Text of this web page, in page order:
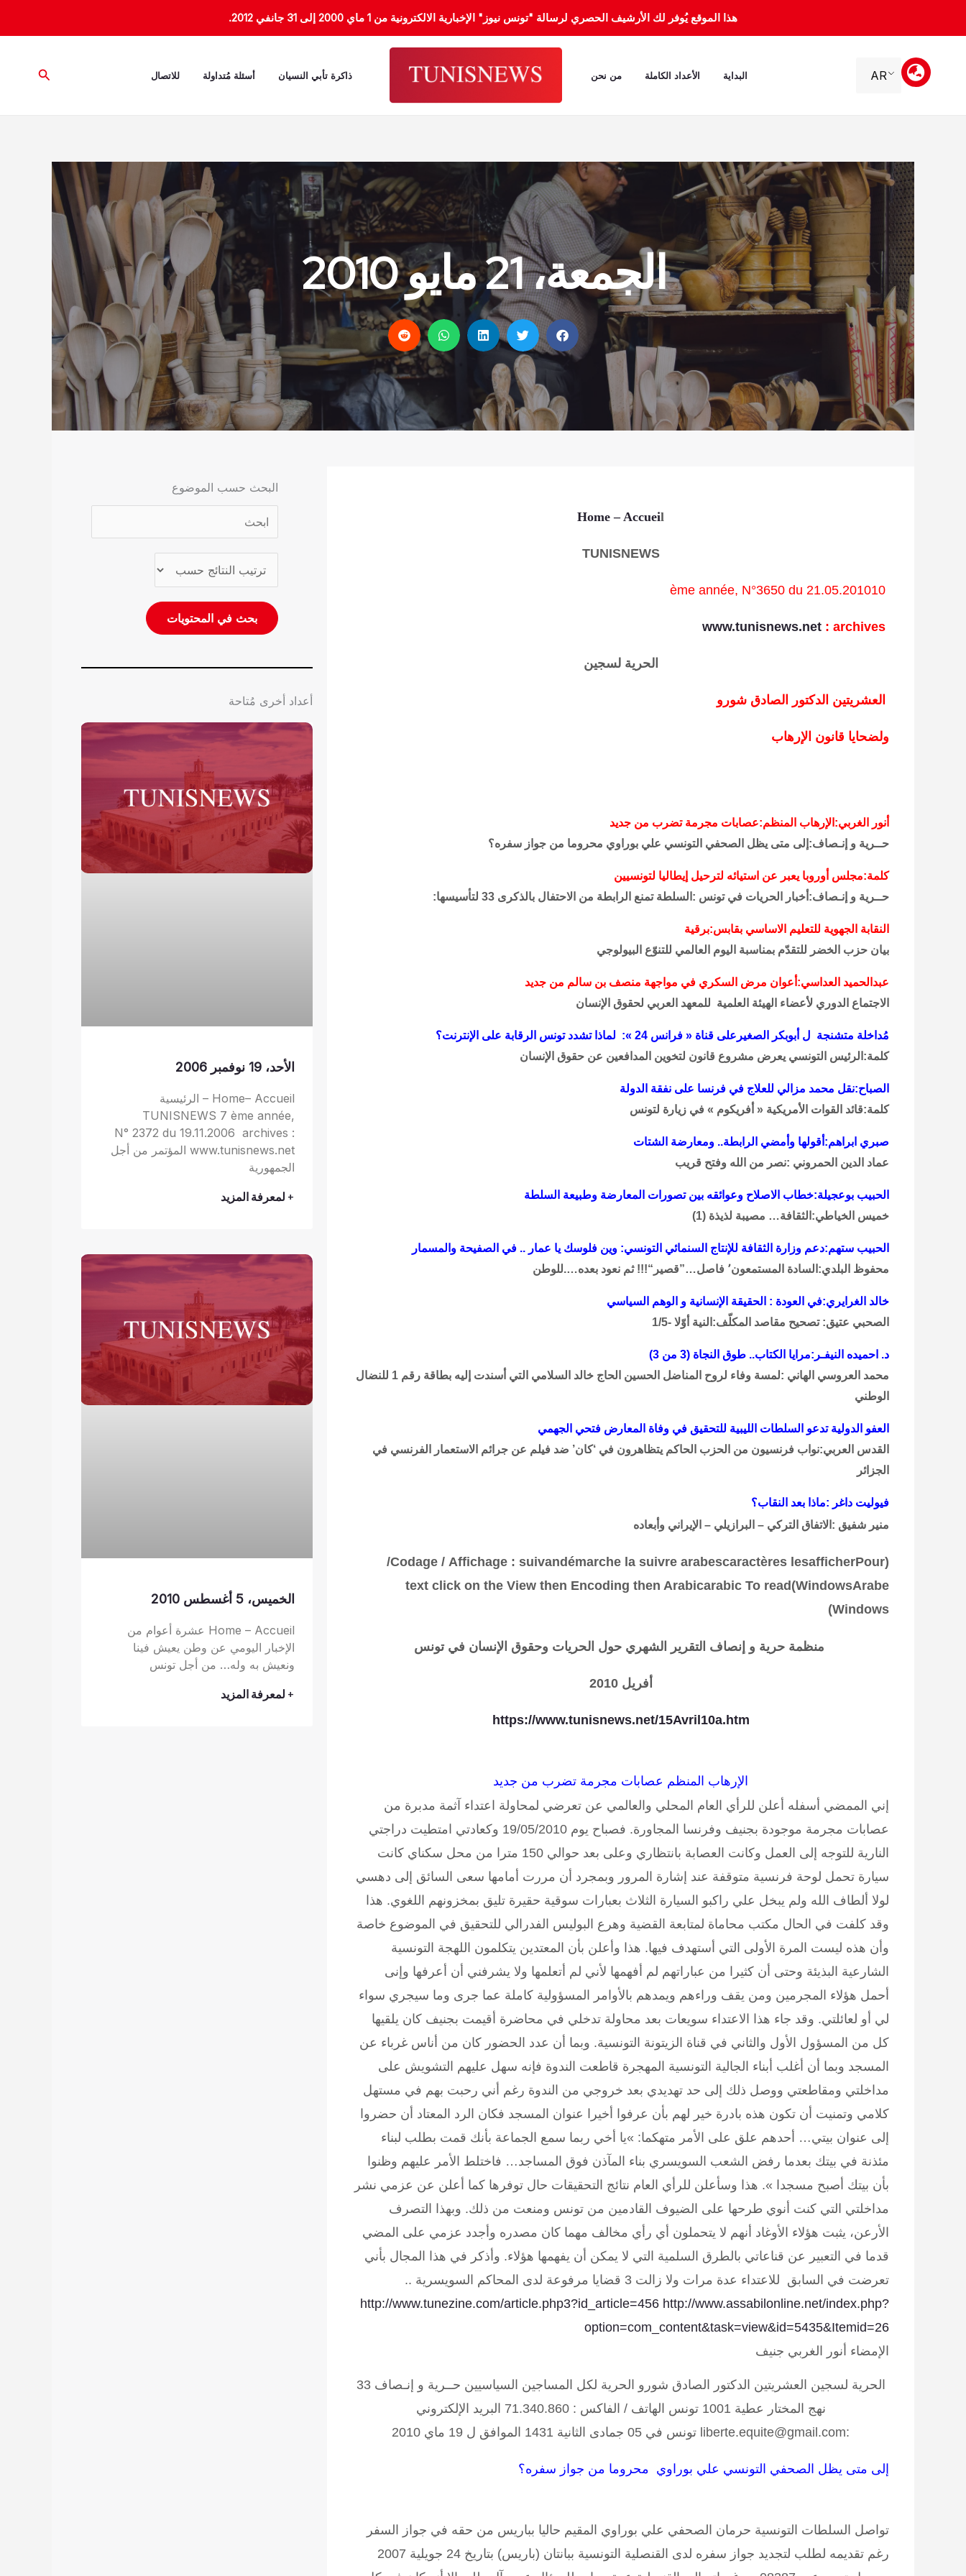
هذا الموقع يُوفر لك الأرشيف الحصري لرسالة "تونس نيوز" الإخبارية الالكترونية من 1 ماي 2000 إلى 31 جانفي 2012.
AR البداية الأعداد الكاملة من نحن ذاكرة تأبي النسيان أسئلة مُتداولة للاتصال البحث
الجمعة، 21 مايو 2010
Home – Accueil
TUNISNEWS
10
ème année, N°3650 du 21.05.2010
archives
:
www.tunisnews.net
الحرية لسجين
العشريتين الدكتور الصادق شورو
ولضحايا قانون الإرهاب
أنور الغربي:الإرهاب المنظم:عصابات مجرمة تضرب من جديد
حــرية و إنـصاف:إلى متى يظل الصحفي التونسي علي بوراوي محروما من جواز سفره؟
كلمة:مجلس أوروبا يعبر عن استيائه لترحيل إيطاليا لتونسيين
حــرية و إنـصاف:أخبار الحريات في تونس :السلطة تمنع الرابطة من الاحتفال بالذكرى 33 لتأسيسها:
النقابة الجهوية للتعليم الاساسي بقابس:برقية
بيان حزب الخضر للتقدّم بمناسبة اليوم العالمي للتنوّع البيولوجي
عبدالحميد العداسي:أعوان مرض السكري في مواجهة منصف بن سالم من جديد
الاجتماع الدوري لأعضاء الهيئة العلمية للمعهد العربي لحقوق الإنسان
مُداخلة متشنجة ل أبوبكر الصغيرعلى قناة « فرانس 24 »: لماذا تشدد تونس الرقابة على الإنترنت؟
كلمة:الرئيس التونسي يعرض مشروع قانون لتخوين المدافعين عن حقوق الإنسان
الصباح:نقل محمد مزالي للعلاج في فرنسا على نفقة الدولة
كلمة:قائد القوات الأمريكية « أفريكوم » في زيارة لتونس
صبري ابراهم:أقولها وأمضي الرابطة.. ومعارضة الشتات
عماد الدين الحمروني :نصر من الله وفتح قريب
الحبيب بوعجيلة:خطاب الاصلاح وعوائقه بين تصورات المعارضة وطبيعة السلطة
خميس الخياطي:الثقافة… مصيبة لذيذة (1)
الحبيب ستهم:دعم وزارة الثقافة للإنتاج السنمائي التونسي: وين فلوسك يا عمار .. في الصفيحة والمسمار
محفوظ البلدي:السادة المستمعون٬ فاصل…”قصير“!!! ثم نعود بعده….للوطن
خالد الغرايري:في العودة : الحقيقة الإنسانية و الوهم السياسي
الصحبي عتيق: تصحيح مقاصد المكلّف:النية أوّلا -1/5
د. احميده النيفـر:مرايا الكتاب.. طوق النجاة (3 من 3)
محمد العروسي الهاني :لمسة وفاء لروح المناضل الحسين الحاج خالد السلامي التي أسندت إليه بطاقة رقم 1 للنضال
الوطني
العفو الدولية تدعو السلطات الليبية للتحقيق في وفاة المعارض فتحي الجهمي
القدس العربي:نواب فرنسيون من الحزب الحاكم يتظاهرون في ‘كان’ ضد فيلم عن جرائم الاستعمار الفرنسي في
الجزائر
فيوليت داغر :ماذا بعد النقاب؟
منير شفيق :الاتفاق التركي – البرازيلي – الإيراني وأبعاده
(
Pour
afficher
les
caractères
arabes
suivre
la
démarche
suivan
:
Affichage
/
Codage
/
Arabe
Windows
)
To read
arabic
text click on the View then Encoding then Arabic
Windows
)
منظمة حرية و إنصاف التقرير الشهري حول الحريات وحقوق الإنسان في تونس
أفريل 2010
https://www.tunisnews.net/15Avril10a.htm
الإرهاب المنظم عصابات مجرمة تضرب من جديد
إني الممضي أسفله أعلن للرأي العام المحلي والعالمي عن تعرضي لمحاولة اعتداء آثمة مدبرة من
عصابات مجرمة موجودة بجنيف وفرنسا المجاورة. فصباح يوم 19/05/2010 وكعادتي امتطيت دراجتي
النارية للتوجه إلى العمل وكانت العصابة بانتظاري وعلى بعد حوالي 150 مترا من محل سكناي كانت
سيارة تحمل لوحة فرنسية متوقفة عند إشارة المرور وبمجرد أن مررت أمامها سعى السائق إلى دهسي
لولا ألطاف الله ولم يبخل علي راكبو السيارة الثلاث بعبارات سوقية حقيرة تليق بمخزونهم اللغوي. هذا
وقد كلفت في الحال مكتب محاماة لمتابعة القضية وهرع البوليس الفدرالي للتحقيق في الموضوع خاصة
وأن هذه ليست المرة الأولى التي أستهدف فيها. هذا وأعلن بأن المعتدين يتكلمون اللهجة التونسية
الشارعية البذيئة وحتى أن كثيرا من عباراتهم لم أفهمها لأني لم أتعلمها ولا يشرفني أن أعرفها وإنى
أحمل هؤلاء المجرمين ومن يقف وراءهم ويمدهم بالأوامر المسؤولية كاملة عما جرى وما سيجري سواء
لي أو لعائلتي. وقد جاء هذا الاعتداء سويعات بعد محاولة تدخلي في محاضرة أقيمت بجنيف كان يلقيها
كل من المسؤول الأول والثاني في قناة الزيتونة التونسية. وبما أن عدد الحضور كان من أناس غرباء عن
المسجد وبما أن أغلب أبناء الجالية التونسية المهجرة قاطعت الندوة فإنه سهل عليهم التشويش على
مداخلتي ومقاطعتي ووصل ذلك إلى حد تهديدي بعد خروجي من الندوة رغم أني رحبت بهم في مستهل
كلامي وتمنيت أن تكون هذه بادرة خير لهم بأن عرفوا أخيرا عنوان المسجد فكان الرد المعتاد أن حضروا
إلى عنوان بيتي… أحدهم علق على الأمر متهكما: »يا أخي ربما سمع الجماعة بأنك قمت بطلب لبناء
مئذنة في بيتك بعدما رفض الشعب السويسري بناء المآذن فوق المساجد… فاختلط الأمر عليهم وظنوا
بأن بيتك أصبح مسجدا ». هذا وسأعلن للرأي العام نتائج التحقيقات حال توفرها كما أعلن عن عزمي نشر
مداخلتي التي كنت أنوي طرحها على الضيوف القادمين من تونس ومنعت من ذلك. وبهذا التصرف
الأرعن، يثبت هؤلاء الأوغاد أنهم لا يتحملون أي رأي مخالف مهما كان مصدره وأجدد عزمي على المضي
قدما في التعبير عن قناعاتي بالطرق السلمية التي لا يمكن أن يفهمها هؤلاء. وأذكر في هذا المجال بأني
تعرضت في السابق للاعتداء عدة مرات ولا زالت 3 قضايا مرفوعة لدى المحاكم السويسرية ..
http://www.tunezine.com/article.php3?id_article=456 http://www.assabilonline.net/index.php?
option=com_content&task=view&id=5435&Itemid=26
الإمضاء أنور الغربي جنيف
الحرية لسجين العشريتين الدكتور الصادق شورو الحرية لكل المساجين السياسيين حــرية و إنـصاف33
نهج المختار عطية 1001 تونس الهاتف / الفاكس : 71.340.860 البريد الإلكتروني
:liberte.equite@gmail.com تونس في 05 جمادى الثانية 1431 الموافق ل 19 ماي 2010
إلى متى يظل الصحفي التونسي علي بوراوي محروما من جواز سفره؟
تواصل السلطات التونسية حرمان الصحفي علي بوراوي المقيم حاليا بباريس من حقه في جواز السفر
رغم تقديمه لطلب لتجديد جواز سفره لدى القنصلية التونسية ببانتان (باريس) بتاريخ 24 جويلية 2007
البحث حسب الموضوع
أعداد أخرى مُتاحة
الأحد، 19 نوفمبر 2006
Home– Accueil – الرئيسية
TUNISNEWS 7 ème année,
N° 2372 du 19.11.2006 archives :
www.tunisnews.net المؤتمر من أجل
الجمهورية
+ لمعرفة المزيد
الخميس، 5 أغسطس 2010
Home – Accueil عشرة أعوام من
الإخبار اليومي عن وطن يعيش فينا
ونعيش به وله… من أجل تونس
+ لمعرفة المزيد